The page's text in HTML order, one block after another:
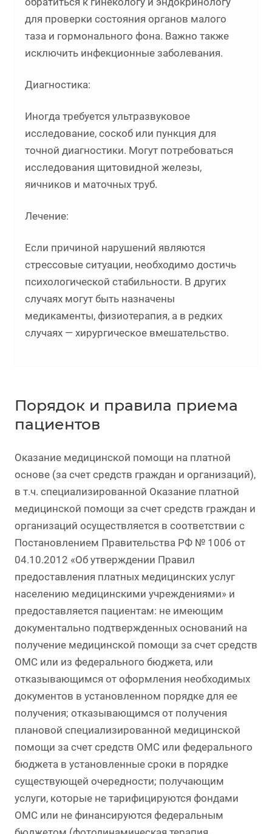
для проверки состояния органов малого
таза и гормонального фона. Важно также
исключить инфекционные заболевания.
Диагностика:
Иногда требуется ультразвуковое
исследование, соскоб или пункция для
точной диагностики. Могут потребоваться
исследования щитовидной железы,
яичников и маточных труб.
Лечение:
Если причиной нарушений являются
стрессовые ситуации, необходимо достичь
психологической стабильности. В других
случаях могут быть назначены
медикаменты, физиотерапия, а в редких
случаях — хирургическое вмешательство.
Порядок и правила приема
пациентов
Оказание медицинской помощи на платной
основе (за счет средств граждан и организаций),
в т.ч. специализированной Оказание платной
медицинской помощи за счет средств граждан и
организаций осуществляется в соответствии с
Постановлением Правительства РФ № 1006 от
04.10.2012 «Об утверждении Правил
предоставления платных медицинских услуг
населению медицинскими учреждениями» и
предоставляется пациентам: не имеющим
документально подтвержденных оснований на
получение медицинской помощи за счет средств
ОМС или из федерального бюджета, или
отказывающимся от оформления необходимых
документов в установленном порядке для ее
получения; отказывающимся от получения
плановой специализированной медицинской
помощи за счет средств ОМС или федерального
бюджета в установленные сроки в порядке
существующей очередности; получающим
услуги, которые не тарифицируются фондами
ОМС или не финансируются федеральным